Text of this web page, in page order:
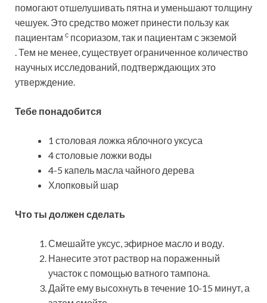
помогают отшелушивать пятна и уменьшают толщину
чешуек. Это средство может принести пользу как
пациентам с псориазом, так и пациентам с экземой
.Тем не менее, существует ограниченное количество
научных исследований, подтверждающих это
утверждение.
Тебе понадобится
1 столовая ложка яблочного уксуса
4 столовые ложки воды
4-5 капель масла чайного дерева
Хлопковый шар
Что ты должен сделать
Смешайте уксус, эфирное масло и воду.
Нанесите этот раствор на пораженный
участок с помощью ватного тампона.
Дайте ему высохнуть в течение 10-15 минут, а